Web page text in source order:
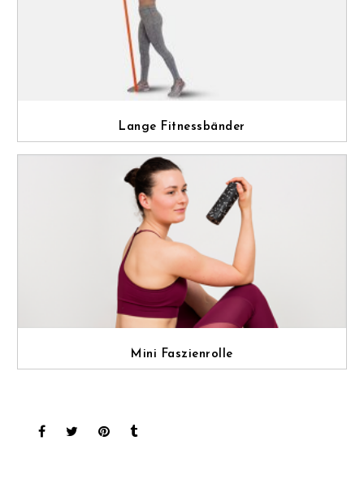
Lange Fitnessbänder
Mini Faszienrolle